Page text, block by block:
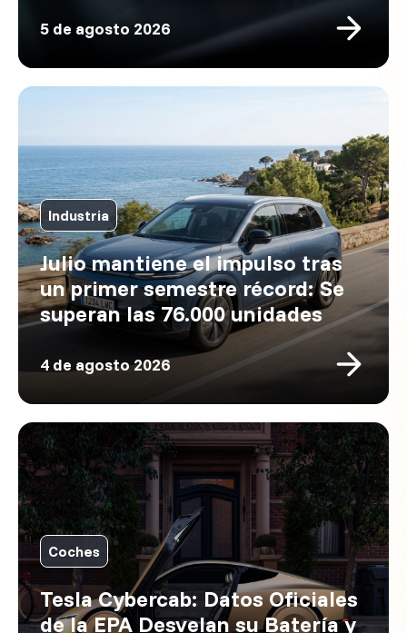
5 de agosto 2026
Industria
Julio mantiene el impulso tras
un primer semestre récord: Se
superan las 76.000 unidades
4 de agosto 2026
Coches
Tesla Cybercab: Datos Oficiales
de la EPA Desvelan su Batería y